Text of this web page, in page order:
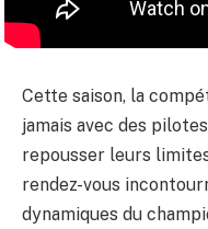
Cette saison, la
jamais avec des
repousser leurs
rendez-vous
dynamiques du